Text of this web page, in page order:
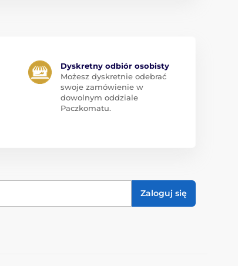
Dyskretny odbiór osobisty
Możesz dyskretnie odebrać
swoje zamówienie w
dowolnym oddziale
Paczkomatu.
Zaloguj się